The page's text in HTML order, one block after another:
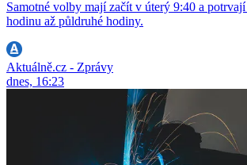
Samotné volby mají začít v úterý 9:40 a
hodinu až půldruhé hodiny.
Aktuálně.cz - Zprávy
dnes, 16:23